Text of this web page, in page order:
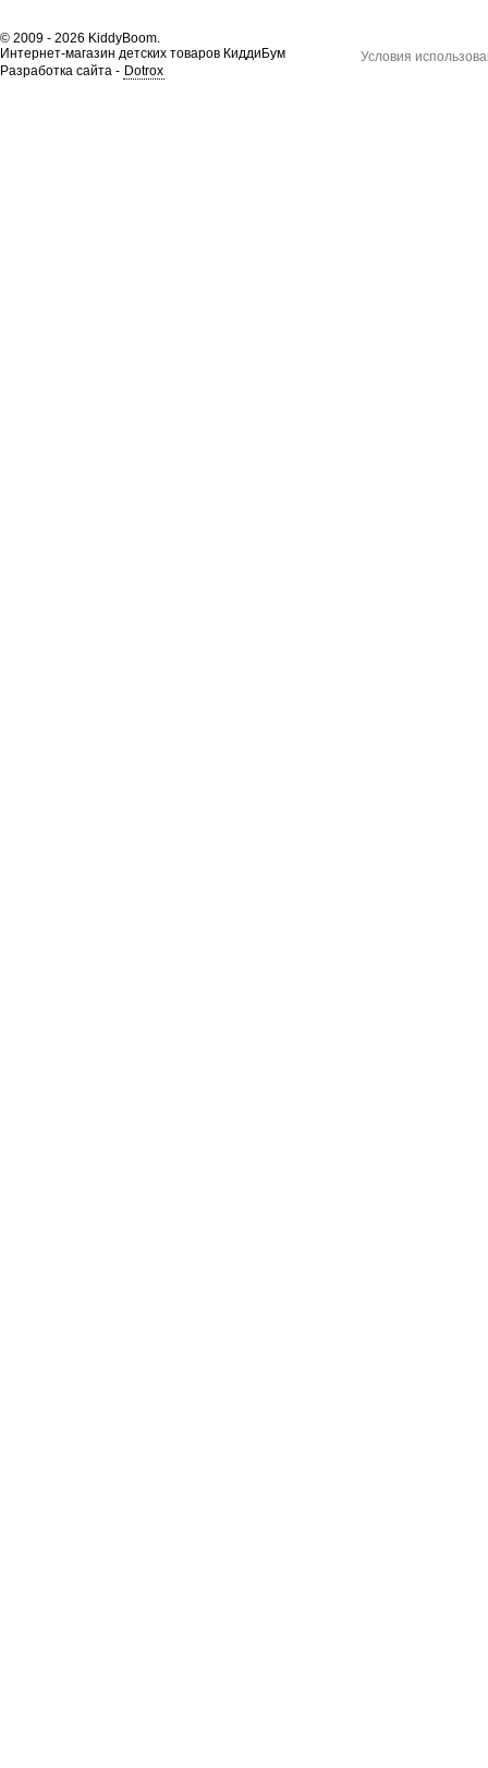
© 2009 - 2026 KiddyBoom.
Интернет-магазин детских товаров КиддиБум
Разработка сайта - Dotrox
Условия